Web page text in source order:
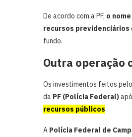
De acordo com a PF, o
recursos previdenciários
fundo.
Outra operação
Os investimentos feitos pelo
da PF (Polícia Federal)
recursos públicos.
A Polícia Federal de